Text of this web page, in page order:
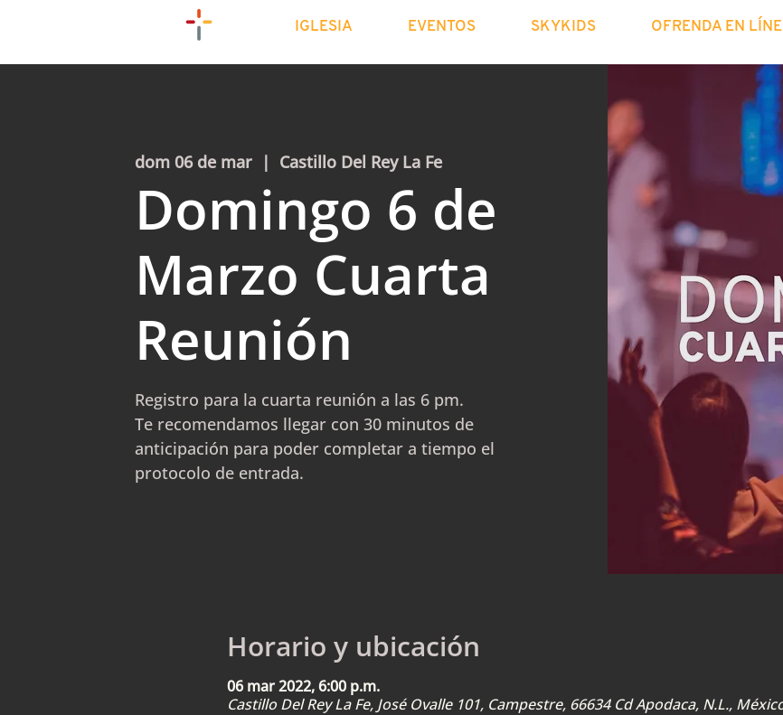
IGLESIA EVENTOS SKYKIDS OFRENDA EN
dom 06 de mar
  |
Castillo Del Rey La Fe
Domingo 6 de
Marzo Cuarta
Reunión
Registro para la cuarta reunión a las 6 pm.
Te recomendamos llegar con 30 minutos de
anticipación para poder completar a tiempo el
protocolo de entrada.
Horario y ubicación
06 mar 2022, 6:00 p.m.
Castillo Del Rey La Fe, José Ovalle 101, Campestre, 66634 Cd Apodaca, N.L.,